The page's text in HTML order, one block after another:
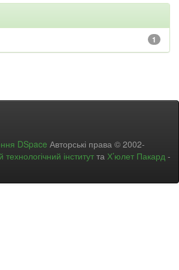
1
DSpace Авторські права © 2002-
інститут та Х’юлет Пакард -